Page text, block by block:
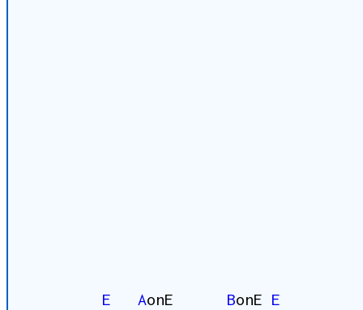
E AonE BonE E